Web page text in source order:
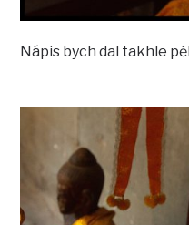
Nápis bych dal takhle